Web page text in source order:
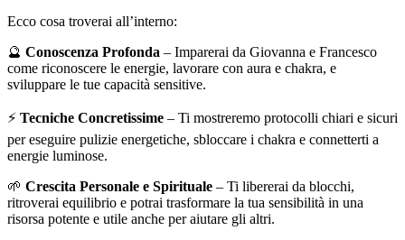
Ecco cosa troverai all’interno:
🔮 Conoscenza Profonda – Imparerai da Giovanna e Francesco
come riconoscere le energie, lavorare con aura e chakra, e
sviluppare le tue capacità sensitive.
⚡ Tecniche Concretissime – Ti mostreremo protocolli chiari e sicuri
per eseguire pulizie energetiche, sbloccare i chakra e connetterti a
energie luminose.
🌱 Crescita Personale e Spirituale – Ti libererai da blocchi,
ritroverai equilibrio e potrai trasformare la tua sensibilità in una
risorsa potente e utile anche per aiutare gli altri.